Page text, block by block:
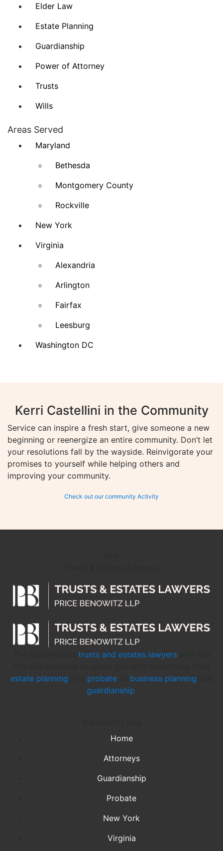
Elder Law
Estate Planning
Guardianship
Power of Attorney
Trusts
Wills
Areas Served
Maryland
Bethesda
Montgomery County
Rockville
New York
Virginia
Alexandria
Arlington
Fairfax
Leesburg
Washington DC
Kerri Castellini in the Community
Service can inspire a fresh start, give someone a new
beginning or reenergize an entire community. Don’t let
your resolutions fall by the wayside. Reinvigorate your
promises to yourself while helping others and
improving your community.
Check out our community Activity
trusts and estates lawyerswith our
estate planning
probateto business planning
guardianship
Home
Attorneys
Guardianship
Probate
New York
Virginia